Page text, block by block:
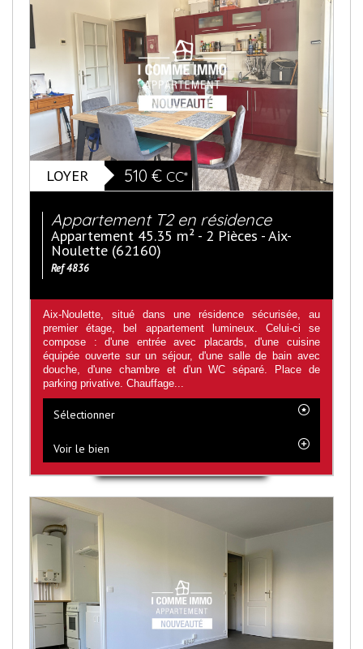
LOYER 510 € CC*
Appartement T2 en résidence
Appartement 45.35 m² - 2 Pièces - Aix-
Noulette (62160)
Ref 4836
Aix-Noulette, situé dans une résidence sécurisée, au
premier étage, bel appartement lumineux. Celui-ci se
compose : d'une entrée avec placards, d'une cuisine
équipée ouverte sur un séjour, d'une salle de bain avec
douche, d'une chambre et d'un WC séparé. Place de
parking privative. Chauffage...
Sélectionner
Voir le bien